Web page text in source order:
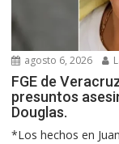
agosto 6, 2026
FGE de
presuntos
Douglas.
*Los hechos en